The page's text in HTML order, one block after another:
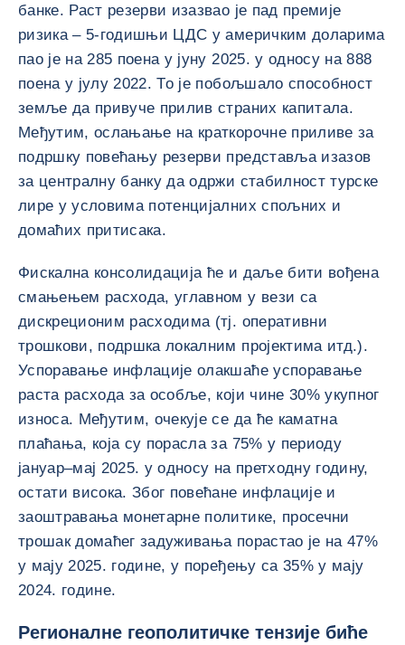
банке. Раст резерви изазвао је пад премије
ризика – 5-годишњи ЦДС у америчким доларима
пао је на 285 поена у јуну 2025. у односу на 888
поена у јулу 2022. То је побољшало способност
земље да привуче прилив страних капитала.
Међутим, ослањање на краткорочне приливе за
подршку повећању резерви представља изазов
за централну банку да одржи стабилност турске
лире у условима потенцијалних спољних и
домаћих притисака.
Фискална консолидација ће и даље бити вођена
смањењем расхода, углавном у вези са
дискреционим расходима (тј. оперативни
трошкови, подршка локалним пројектима итд.).
Успоравање инфлације олакшаће успоравање
раста расхода за особље, који чине 30% укупног
износа. Међутим, очекује се да ће каматна
плаћања, која су порасла за 75% у периоду
јануар–мај 2025. у односу на претходну годину,
остати висока. Због повећане инфлације и
заоштравања монетарне политике, просечни
трошак домаћег задуживања порастао је на 47%
у мају 2025. године, у поређењу са 35% у мају
2024. године.
Регионалне геополитичке тензије биће